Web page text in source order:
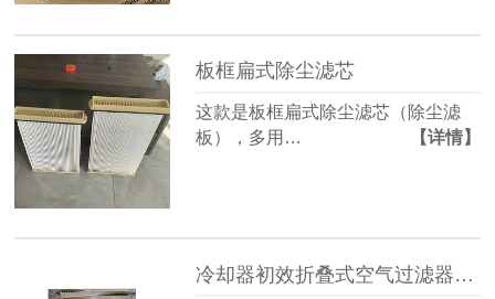
板框扁式除尘滤芯
这款是板框扁式除尘滤芯（除尘滤
板），多用…
【详情】
冷却器初效折叠式空气过滤器(黄色阻燃滤料)